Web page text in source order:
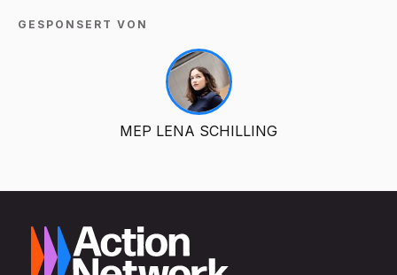
GESPONSERT VON
MEP LENA SCHILLING